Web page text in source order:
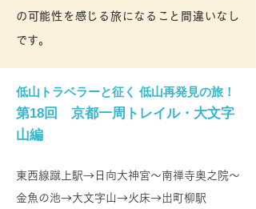
の可能性を感じる旅になること間違いなし
です。
低山トラベラーと征く 低山再発見の旅！
第18回 京都一周トレイル・大文字
山編
東西線蹴上駅→日向大神宮〜南禅寺奥之院〜
金魚の池→大文字山→火床→出町柳駅